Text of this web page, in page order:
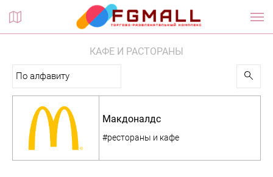
Планы этажей
КАФЕ И РАСТОРАНЫ
По алфавиту
Макдоналдс
#рестораны и кафе